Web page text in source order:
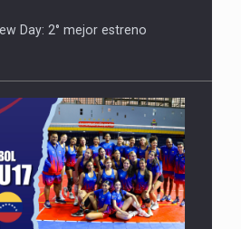
Day: 2° mejor estreno